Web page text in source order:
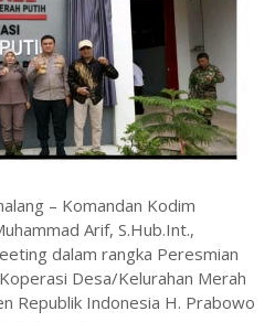
– Komandan Kodim
Arif, S.Hub.Int.,
dalam rangka Peresmian
Desa/Kelurahan Merah
Republik Indonesia H. Prabowo